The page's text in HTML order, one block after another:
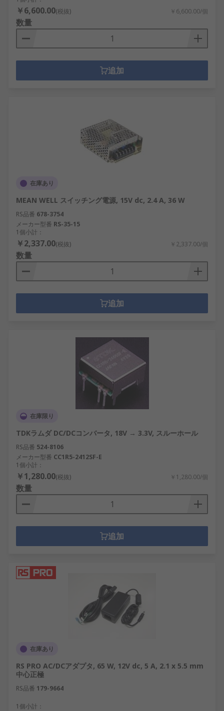
￥6,600.00(税抜) ￥6,600.00/個
数量
追加
在庫あり
MEAN WELL スイッチング電源, 15V dc, 2.4 A, 36 W
RS品番 678-3754
メーカー型番 RS-35-15
1個小計：
￥2,337.00(税抜) ￥2,337.00/個
数量
追加
在庫限り
TDKラムダ DC/DCコンバータ, 18V → 3.3V, スルーホール
RS品番 524-8106
メーカー型番 CC1R5-2412SF-E
1個小計：
￥1,280.00(税抜) ￥1,280.00/個
数量
追加
在庫あり
RS PRO AC/DCアダプタ, 65 W, 12V dc, 5 A, 2.1 x 5.5 mm
中心正極
RS品番 179-9664
1個小計：